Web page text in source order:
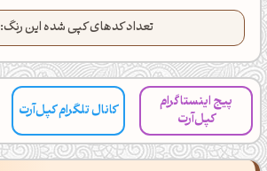
تعداد کدهای کپی شده این رنگ:
پیج اینستاگرام
کپل‌آرت
کانال تلگرام کپل‌آرت